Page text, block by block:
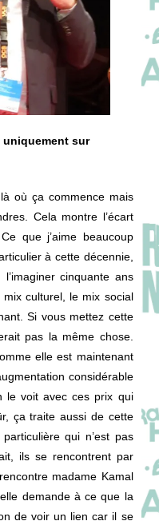
uniquement sur
là où ça commence mais
Cela montre l’écart
que j’aime beaucoup
à cette décennie,
cinquante ans
culturel, le mix social
Si vous mettez cette
pas la même chose.
elle est maintenant
considérable
le voit avec ces prix qui
ça traite aussi de cette
qui n’est pas
ils se rencontrent par
madame Kamal
demande à ce que la
de voir un lien car il se